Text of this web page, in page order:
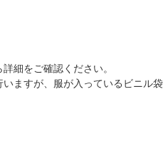
細をご確認ください。
ますが、服が入っているビニル袋